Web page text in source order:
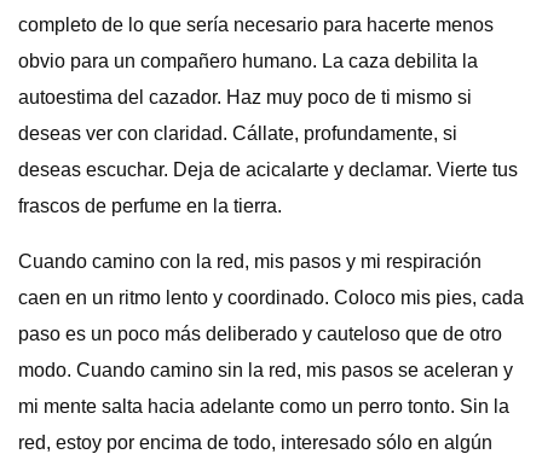
completo de lo que sería necesario para hacerte menos
obvio para un compañero humano. La caza debilita la
autoestima del cazador. Haz muy poco de ti mismo si
deseas ver con claridad. Cállate, profundamente, si
deseas escuchar. Deja de acicalarte y declamar. Vierte tus
frascos de perfume en la tierra.
Cuando camino con la red, mis pasos y mi respiración
caen en un ritmo lento y coordinado. Coloco mis pies, cada
paso es un poco más deliberado y cauteloso que de otro
modo. Cuando camino sin la red, mis pasos se aceleran y
mi mente salta hacia adelante como un perro tonto. Sin la
red, estoy por encima de todo, interesado sólo en algún